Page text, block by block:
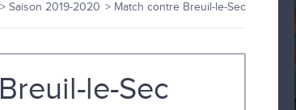
Saison 2019-2020 Match contre Breuil-le-Sec
le-Sec